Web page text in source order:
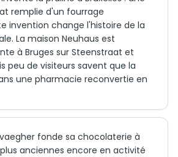
remplie d'un fourrage
invention change l'histoire de la
La maison Neuhaus est
à Bruges sur Steenstraat et
peu de visiteurs savent que la
une pharmacie reconvertie en
fonde sa chocolaterie à
anciennes encore en activité